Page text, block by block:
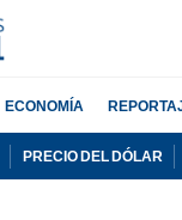
ECONOMÍA
PRECIO DEL DÓLAR